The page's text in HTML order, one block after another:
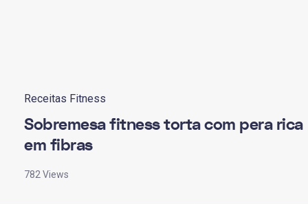
Receitas Fitness
Sobremesa fitness torta com pera rica
em fibras
782 Views